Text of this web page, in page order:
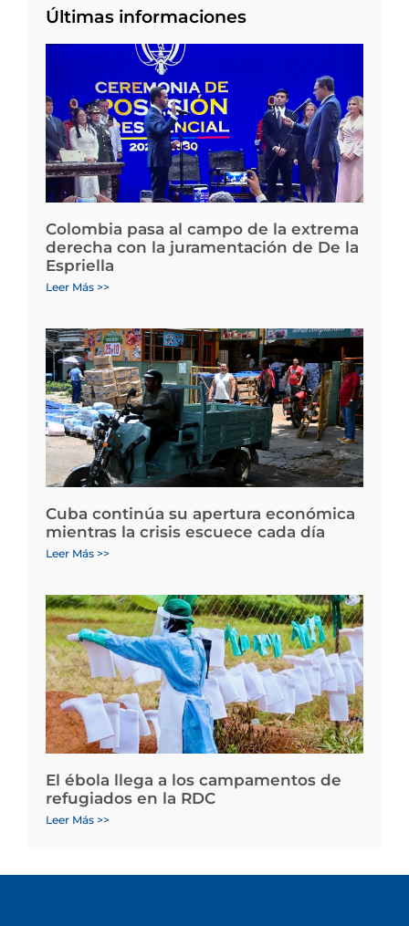
Últimas informaciones
Colombia pasa al campo de la extrema
derecha con la juramentación de De la
Espriella
Leer Más >>
Cuba continúa su apertura económica
mientras la crisis escuece cada día
Leer Más >>
El ébola llega a los campamentos de
refugiados en la RDC
Leer Más >>